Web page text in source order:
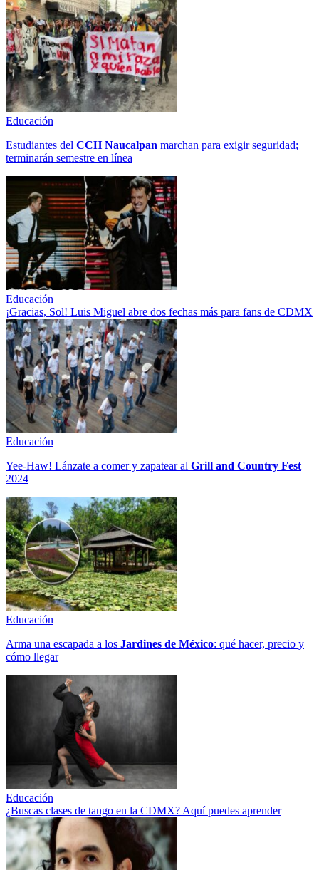
Educación
Estudiantes del CCH Naucalpan marchan para exigir seguridad;
terminarán semestre en línea
Educación
¡Gracias, Sol! Luis Miguel abre dos fechas más para fans de CDMX
Educación
Yee-Haw! Lánzate a comer y zapatear al Grill and Country Fest
2024
Educación
Arma una escapada a los Jardines de México: qué hacer, precio y
cómo llegar
Educación
¿Buscas clases de tango en la CDMX? Aquí puedes aprender